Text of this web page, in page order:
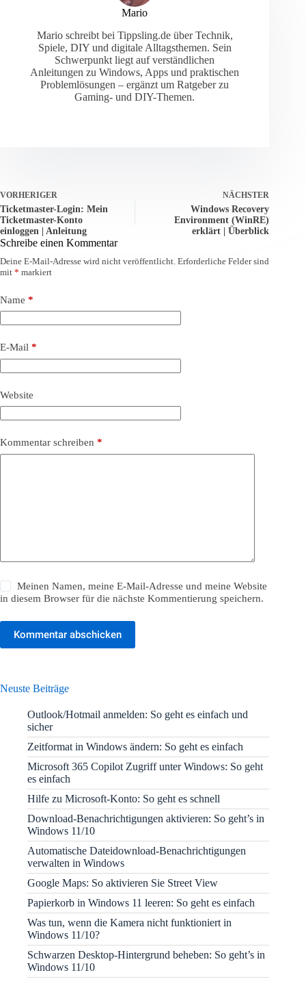
Mario
Mario schreibt bei Tippsling.de über Technik,
Spiele, DIY und digitale Alltagsthemen. Sein
Schwerpunkt liegt auf verständlichen
Anleitungen zu Windows, Apps und praktischen
Problemlösungen – ergänzt um Ratgeber zu
Gaming- und DIY-Themen.
VORHERIGER
Ticketmaster-Login: Mein
Ticketmaster-Konto
einloggen | Anleitung
NÄCHSTER
Windows Recovery
Environment (WinRE)
erklärt | Überblick
Schreibe einen Kommentar
Deine E-Mail-Adresse wird nicht veröffentlicht. Erforderliche Felder sind
mit * markiert
Name *
E-Mail *
Website
Kommentar schreiben *
Meinen Namen, meine E-Mail-Adresse und meine Website
in diesem Browser für die nächste Kommentierung speichern.
Kommentar abschicken
Neuste Beiträge
Outlook/Hotmail anmelden: So geht es einfach und
sicher
Zeitformat in Windows ändern: So geht es einfach
Microsoft 365 Copilot Zugriff unter Windows: So geht
es einfach
Hilfe zu Microsoft-Konto: So geht es schnell
Download-Benachrichtigungen aktivieren: So geht’s in
Windows 11/10
Automatische Dateidownload-Benachrichtigungen
verwalten in Windows
Google Maps: So aktivieren Sie Street View
Papierkorb in Windows 11 leeren: So geht es einfach
Was tun, wenn die Kamera nicht funktioniert in
Windows 11/10?
Schwarzen Desktop-Hintergrund beheben: So geht’s in
Windows 11/10